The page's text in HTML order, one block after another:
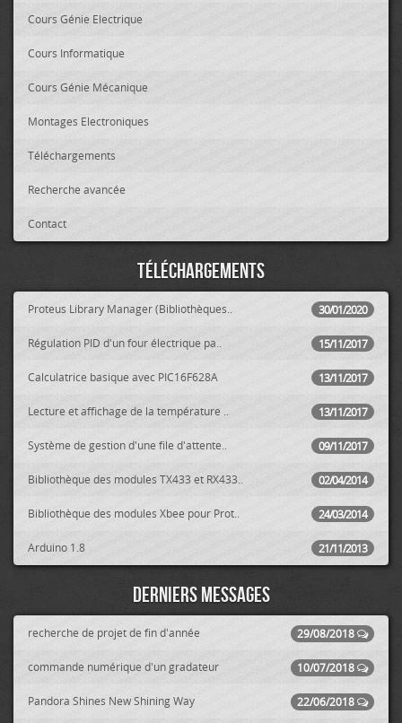
Cours Génie Electrique
Cours Informatique
Cours Génie Mécanique
Montages Electroniques
Téléchargements
Recherche avancée
Contact
Téléchargements
30/01/2020
Proteus Library Manager (Bibliothèques..
15/11/2017
Régulation PID d'un four électrique pa..
13/11/2017
Calculatrice basique avec PIC16F628A
13/11/2017
Lecture et affichage de la température ..
09/11/2017
Système de gestion d'une file d'attente..
02/04/2014
Bibliothèque des modules TX433 et RX433..
24/03/2014
Bibliothèque des modules Xbee pour Prot..
21/11/2013
Arduino 1.8
Derniers messages
29/08/2018
recherche de projet de fin d'année
10/07/2018
commande numérique d'un gradateur
22/06/2018
Pandora Shines New Shining Way